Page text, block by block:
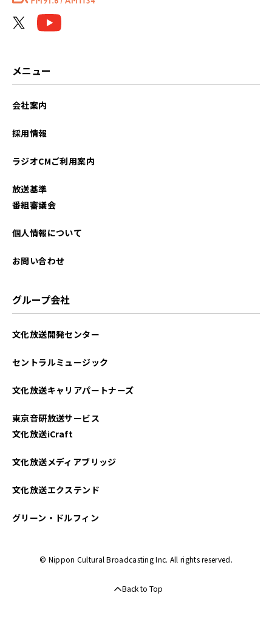
2025年09月
2025年06月
2025年01月
2024年12月
2024年11月
メニュー
会社案内
採用情報
ラジオCMご利用案内
放送基準
番組審議会
個人情報について
お問い合わせ
グループ会社
文化放送開発センター
セントラルミュージック
文化放送キャリアパートナーズ
東京音研放送サービス
文化放送iCraft
文化放送メディアブリッジ
文化放送エクステンド
グリーン・ドルフィン
© Nippon Cultural Broadcasting Inc. All rights reserved.
Back to Top